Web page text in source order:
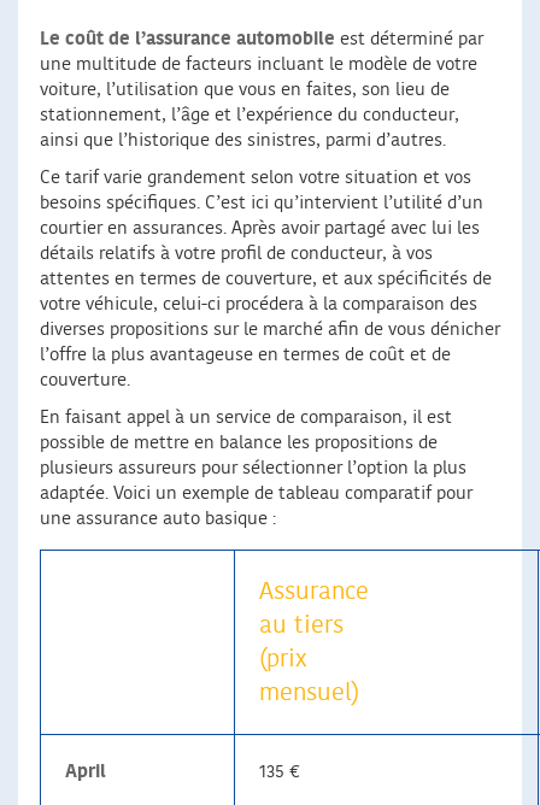
Le coût de l’assurance automobile est déterminé par
une multitude de facteurs incluant le modèle de votre
voiture, l’utilisation que vous en faites, son lieu de
stationnement, l’âge et l’expérience du conducteur,
ainsi que l’historique des sinistres, parmi d’autres.
Ce tarif varie grandement selon votre situation et vos
besoins spécifiques. C’est ici qu’intervient l’utilité d’un
courtier en assurances. Après avoir partagé avec lui les
détails relatifs à votre profil de conducteur, à vos
attentes en termes de couverture, et aux spécificités de
votre véhicule, celui-ci procédera à la comparaison des
diverses propositions sur le marché afin de vous dénicher
l’offre la plus avantageuse en termes de coût et de
couverture.
En faisant appel à un service de comparaison, il est
possible de mettre en balance les propositions de
plusieurs assureurs pour sélectionner l’option la plus
adaptée. Voici un exemple de tableau comparatif pour
une assurance auto basique :
Assurance
au tiers
(prix
mensuel)
April 135 €